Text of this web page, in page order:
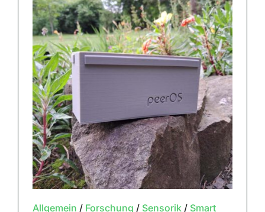
Allgemein / Forschung / Sensorik/ Smart